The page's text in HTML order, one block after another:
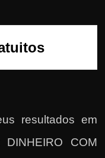
resultados em
COM